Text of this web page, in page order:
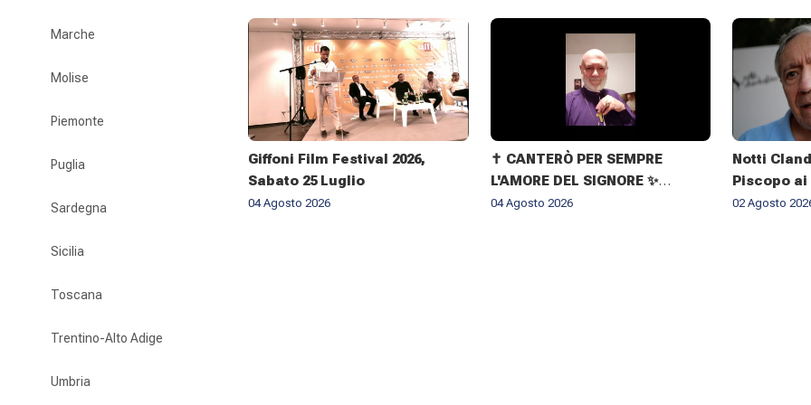
Marche
Molise
Piemonte
Puglia
Sardegna
Sicilia
Toscana
Trentino-Alto Adige
Umbria
Giffoni Film Festival 2026,
Sabato 25 Luglio
04 Agosto 2026
✝️ CANTERÒ PER SEMPRE
L'AMORE DEL SIGNORE ✨
IMMAGINI DELLA VITA
04 Agosto 2026
Notti
Piscopo
il rispetto
02 Agosto